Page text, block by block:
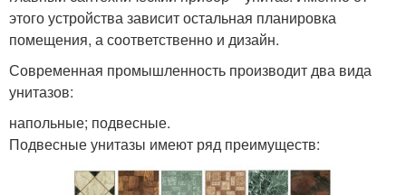
этого устройства зависит остальная планировка
помещения, а соответственно и дизайн.
Современная промышленность производит два вида
унитазов:
напольные; подвесные.
Подвесные унитазы имеют ряд преимуществ: